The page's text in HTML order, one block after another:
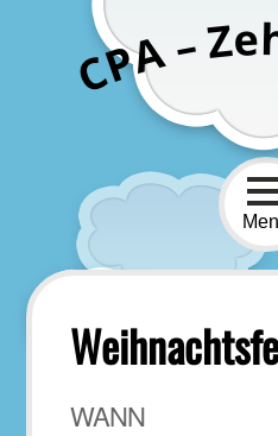
CPA–Ze
WANN